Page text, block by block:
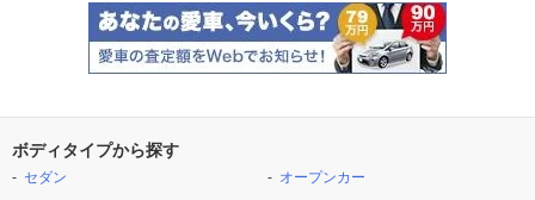
ボディタイプから探す
セダン
オープンカー